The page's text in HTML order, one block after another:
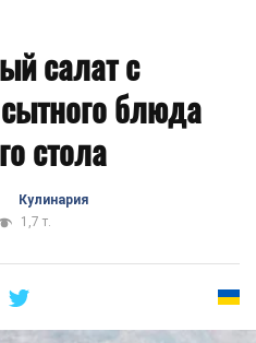
салат с
блюда
стола
Кулинария
1,7 т.